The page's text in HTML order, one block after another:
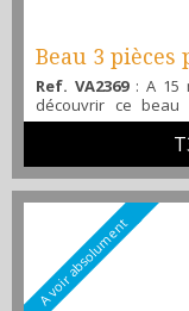
Beau 3 pièces
Ref. VA2369: A 15
découvrir ce beau
offrant, une entrée,
et totalement
une salle d'eau, un
une place de
au calme.
A voir absolument